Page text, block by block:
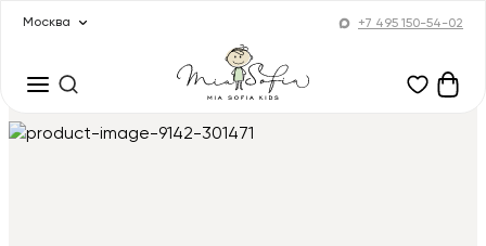
Москва +7 495 150-54-02